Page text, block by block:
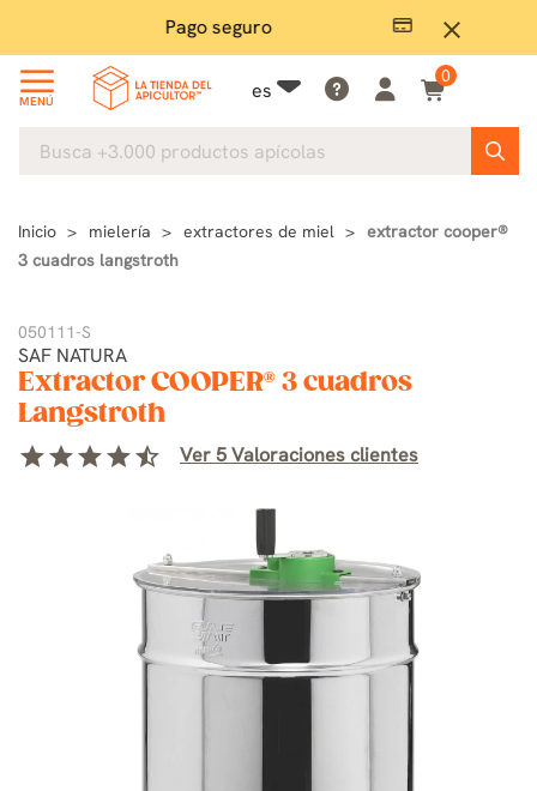
close
Pago seguro
MENÚ es
0
Inicio mielería extractores de miel
extractor cooper®
3 cuadros langstroth
050111-S
SAF NATURA
Extractor COOPER® 3 cuadros
Langstroth
starstarstarstarstar_half Ver 5 Valoraciones clientes